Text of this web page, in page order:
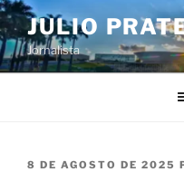
Pular
para
o
conteúdo
JULIO
Jornalista
PUBLICADO
8 DE AGOSTO DE 2025